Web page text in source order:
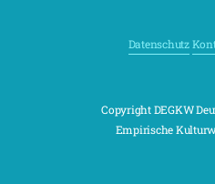
Datenschutz
Copyright DEGKW
Empirische